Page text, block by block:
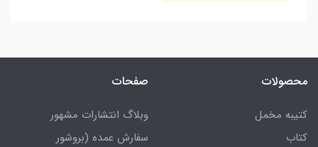
محصولات
کتیبه مخمل
کتاب
صفحات
وبلاگ انتشارات مشهور
سفارش عمده (بروشور